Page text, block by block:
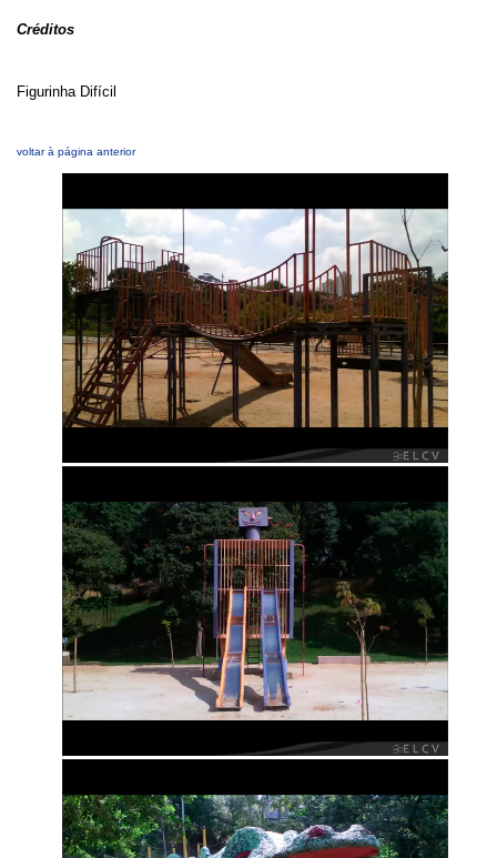
Créditos
Figurinha Difícil
voltar à página anterior